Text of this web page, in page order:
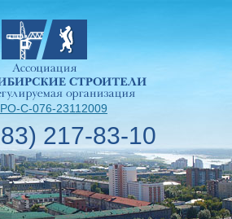
С-076-23112009
217-83-10